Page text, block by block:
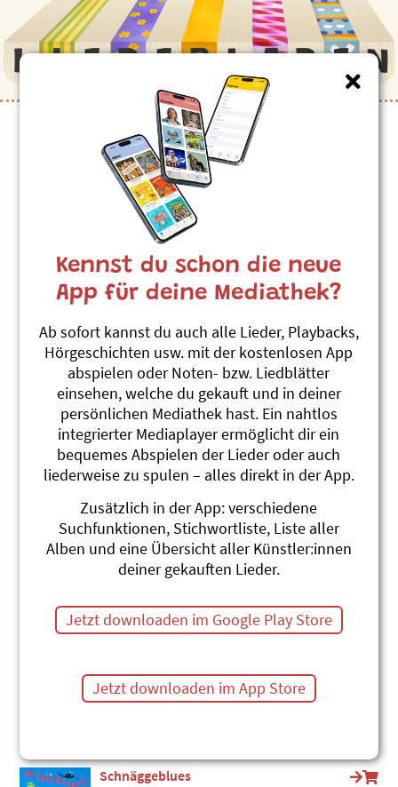
Kinderlieder zum Thema
”Langsam”
Schnäggelied
Eva und Katrin Zihlmann
Hoppelihopp
#Schnecke #Langsam
Schnäggeblues
Billy & Benno
Wendelland mir chömed!
#Schnecke #Langsam #Musik & Singen
Isabelle
Katharina Albisser & Buntwösch
D'Annemarie und du
#Träume #Langsam
Schnäggelied
Gerda Bächli
Traumschiffli
#Schnecke #Langsam
Silberbüx
Gheim isch gheim
Z'spat
Silberbüx
Schnäggeblues
Kennst du schon die neue
App für deine Mediathek?
Ab sofort kannst du auch alle Lieder, Playbacks,
Hörgeschichten usw. mit der kostenlosen App
abspielen oder Noten- bzw. Liedblätter
einsehen, welche du gekauft und in deiner
persönlichen Mediathek hast. Ein nahtlos
integrierter Mediaplayer ermöglicht dir ein
bequemes Abspielen der Lieder oder auch
liederweise zu spulen – alles direkt in der App.
Zusätzlich in der App: verschiedene
Suchfunktionen, Stichwortliste, Liste aller
Alben und eine Übersicht aller Künstler:innen
deiner gekauften Lieder.
Jetzt downloaden im Google Play Store
Jetzt downloaden im App Store